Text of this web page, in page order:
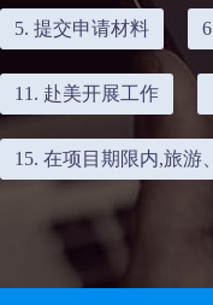
5. 提交申请材料
11. 赴美开展工作
15. 在项目期限内,旅游